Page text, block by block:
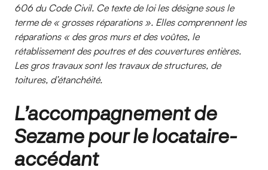
606 du Code Civil. Ce texte de loi les désigne sous le
terme de « grosses réparations ». Elles comprennent les
réparations « des gros murs et des voûtes, le
rétablissement des poutres et des couvertures entières.
Les gros travaux sont les travaux de structures, de
toitures, d’étanchéité.
L’accompagnement de
Sezame pour le locataire-
accédant